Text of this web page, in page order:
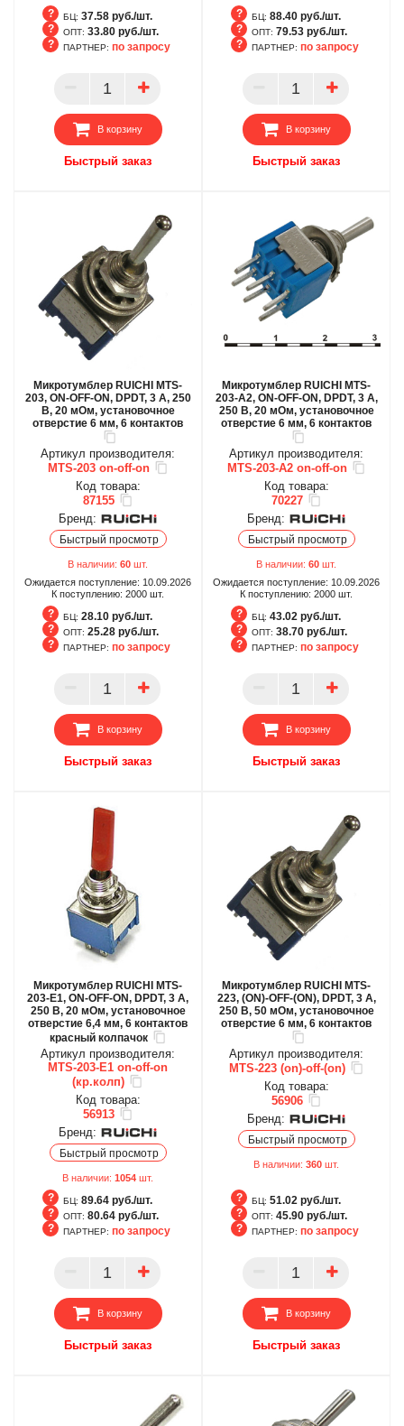
БЦ: 37.58 руб./шт.
ОПТ: 33.80 руб./шт.
ПАРТНЕР
ПАРТНЕР: по запросу
В корзину
Быстрый заказ
БЦ: 88.40 руб./шт.
ОПТ: 79.53 руб./шт.
ПАРТНЕР
ПАРТНЕР: по запросу
В корзину
Быстрый заказ
Микротумблер RUICHI MTS-
203, ON-OFF-ON, DPDT, 3 А, 250
В, 20 мОм, установочное
отверстие 6 мм, 6 контактов
Артикул производителя:
MTS-203 on-off-on
Код товара:
87155
Бренд:
Быстрый просмотр
В наличии: 60 шт.
Ожидается поступление: 10.09.2026
К поступлению: 2000 шт.
БЦ: 28.10 руб./шт.
ОПТ: 25.28 руб./шт.
ПАРТНЕР
ПАРТНЕР: по запросу
В корзину
Быстрый заказ
Микротумблер RUICHI MTS-
203-A2, ON-OFF-ON, DPDT, 3 А,
250 В, 20 мОм, установочное
отверстие 6 мм, 6 контактов
Артикул производителя:
MTS-203-A2 on-off-on
Код товара:
70227
Бренд:
Быстрый просмотр
В наличии: 60 шт.
Ожидается поступление: 10.09.2026
К поступлению: 2000 шт.
БЦ: 43.02 руб./шт.
ОПТ: 38.70 руб./шт.
ПАРТНЕР
ПАРТНЕР: по запросу
В корзину
Быстрый заказ
Микротумблер RUICHI MTS-
203-E1, ON-OFF-ON, DPDT, 3 А,
250 В, 20 мОм, установочное
отверстие 6,4 мм, 6 контактов
красный колпачок
Артикул производителя:
MTS-203-E1 on-off-on
(кр.колп)
Код товара:
56913
Бренд:
Быстрый просмотр
В наличии: 1054 шт.
БЦ: 89.64 руб./шт.
ОПТ: 80.64 руб./шт.
ПАРТНЕР
ПАРТНЕР: по запросу
В корзину
Быстрый заказ
Микротумблер RUICHI MTS-
223, (ON)-OFF-(ON), DPDT, 3 А,
250 В, 50 мОм, установочное
отверстие 6 мм, 6 контактов
Артикул производителя:
MTS-223 (on)-off-(on)
Код товара:
56906
Бренд:
Быстрый просмотр
В наличии: 360 шт.
БЦ: 51.02 руб./шт.
ОПТ: 45.90 руб./шт.
ПАРТНЕР
ПАРТНЕР: по запросу
В корзину
Быстрый заказ